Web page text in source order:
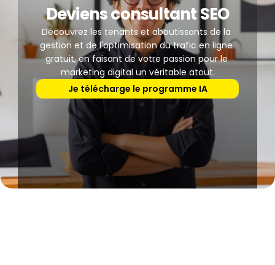
Deviens consultant SEO
Découvrez les tenants et aboutissants de la
gestion et de l'optimisation du trafic en ligne
gratuit, en faisant de votre passion pour le
marketing digital un véritable atout.
Je télécharge le programme IA